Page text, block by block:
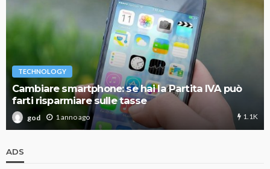
TECHNOLOGY
Cambiare smartphone: se hai la Partita IVA può
farti risparmiare sulle tasse
god 1 anno ago 1.1K
ADS